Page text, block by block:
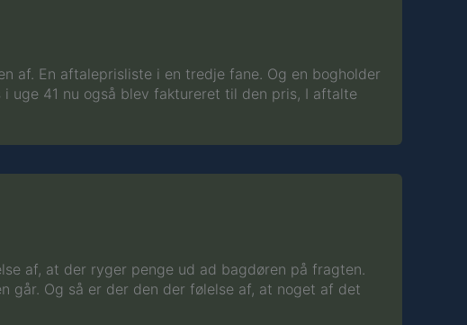
af. En aftaleprisliste i en tredje fane. Og en bogholder
uge 41 nu også blev faktureret til den pris, I aftalte
af, at der ryger penge ud ad bagdøren på fragten.
går. Og så er der den der følelse af, at noget af det